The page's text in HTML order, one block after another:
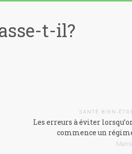
t-il?
SANTÉ BIEN-
Les erreurs à éviter
commence un